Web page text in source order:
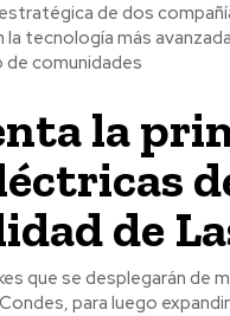
de dos
tecnología más
de comunidades
la
de
que se desplegarán de
para luego